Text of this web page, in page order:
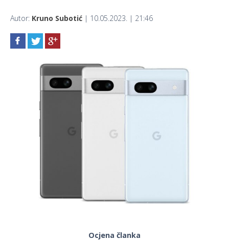
Autor: Kruno Subotić | 10.05.2023. | 21:46
Ocjena članka